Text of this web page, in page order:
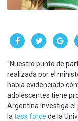
“Nuestro punto de
realizada por el
había evidenciado
adolescentes tiene
Argentina Investiga
la task force de la